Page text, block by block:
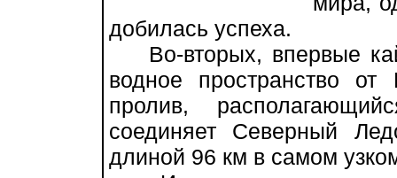
добилась успеха.
Во-вторых, впервые
водное пространство
пролив,
соединяет Северный
длиной 96 км в самом